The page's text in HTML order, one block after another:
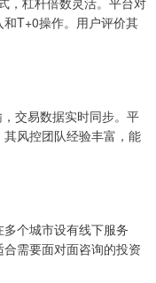
T+0操作。用户评价其
交易数据实时同步。平
风控团队经验丰富，能
个城市设有线下服务
需要面对面咨询的投资